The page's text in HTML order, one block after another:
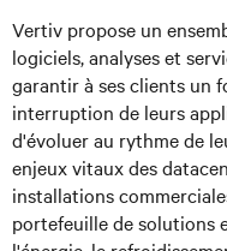
Vertiv propose un
logiciels, analyses et
garantir à ses clients un
interruption de leurs
d'évoluer au rythme de
enjeux vitaux des
installations
portefeuille de solutions